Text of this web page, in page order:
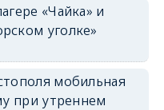
«Чайка» и
уголке»
мобильная
при утреннем